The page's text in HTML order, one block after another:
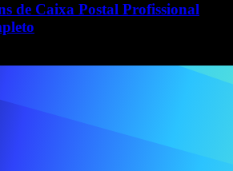
de Caixa Postal Profissional